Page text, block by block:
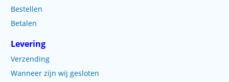
Bestellen
Betalen
Levering
Verzending
Wanneer zijn wij gesloten